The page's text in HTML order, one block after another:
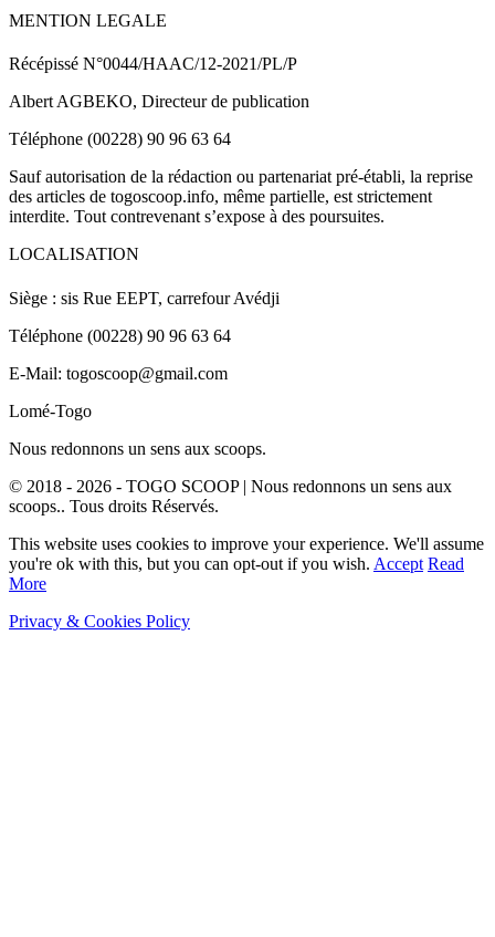
MENTION LEGALE
Récépissé N°0044/HAAC/12-2021/PL/P
Albert AGBEKO, Directeur de publication
Téléphone (00228) 90 96 63 64
Sauf autorisation de la rédaction ou partenariat pré-établi, la reprise
des articles de togoscoop.info, même partielle, est strictement
interdite. Tout contrevenant s’expose à des poursuites.
LOCALISATION
Siège : sis Rue EEPT, carrefour Avédji
Téléphone (00228) 90 96 63 64
E-Mail: togoscoop@gmail.com
Lomé-Togo
Nous redonnons un sens aux scoops.
© 2018 - 2026 - TOGO SCOOP | Nous redonnons un sens aux
scoops.. Tous droits Réservés.
This website uses cookies to improve your experience. We'll assume
you're ok with this, but you can opt-out if you wish. Accept Read
More
Privacy & Cookies Policy